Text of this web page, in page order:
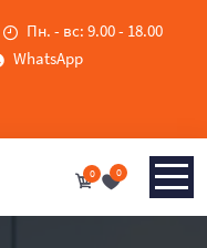
Пн. - вс: 9.00 - 18.00
WhatsApp
0 0